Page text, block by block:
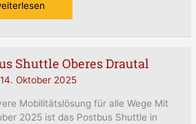
Shuttle Oberes Drautal
14. Oktober 2025
Mobilitätslösung für alle Wege Mit
2025 ist das Postbus Shuttle in